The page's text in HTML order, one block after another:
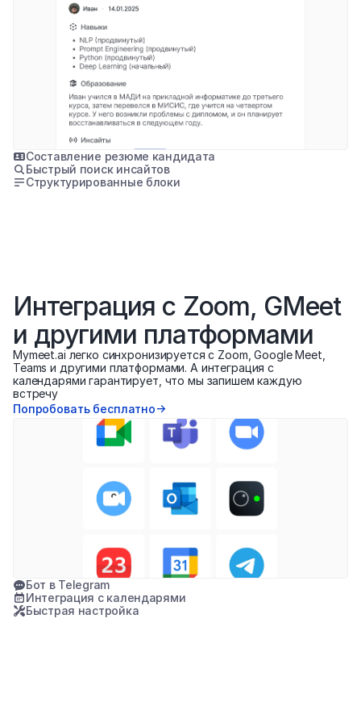
Составление резюме кандидата
Быстрый поиск инсайтов
Структурированные блоки
Интеграция с Zoom, GMeet
и другими платформами
Mymeet.ai легко синхронизируется с Zoom, Google Meet,
Teams и другими платформами. А интеграция с
календарями гарантирует, что мы запишем каждую
встречу
Попробовать бесплатно
Бот в Telegram
Интеграция с календарями
Быстрая настройка